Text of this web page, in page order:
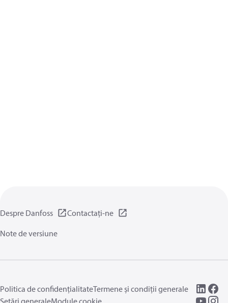
Despre Danfoss
Contactați-ne
Note de versiune
Politica de confidențialitateTermene și condiții generale
Setări generaleModule cookie